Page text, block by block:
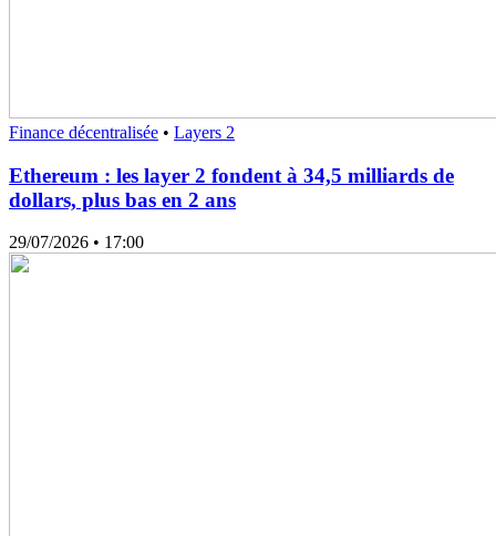
Finance décentralisée • Layers 2
Ethereum : les layer 2 fondent à 34,5 milliards de
dollars, plus bas en 2 ans
29/07/2026 • 17:00